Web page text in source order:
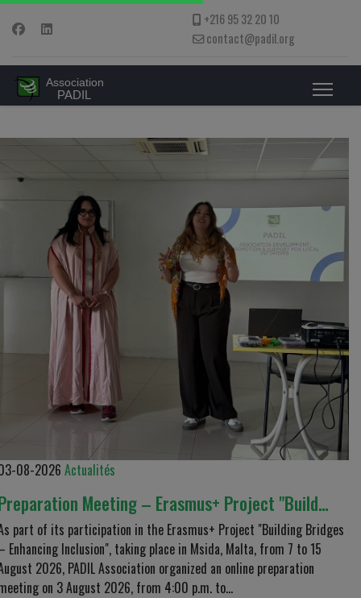
+216 95 32 20 10
contact@padil.org
08-2026 Actualités
Meeting – Erasmus+ Project "Build…
part of its participation in the Erasmus+ Project "Building Bridges
Enhancing Inclusion", taking place in Msida, Malta, from 7 to 15
2026, PADIL Association organized an online preparation
on 3 August 2026, from 4:00 p.m. to...